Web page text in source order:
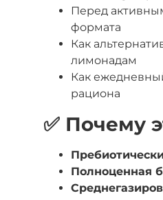
Перед
формата
Как
лимонадам
Как
рациона
✅ Почему
Полноценная